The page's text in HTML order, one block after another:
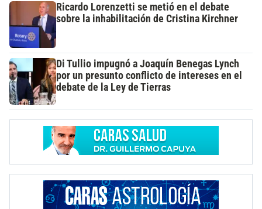
Ricardo Lorenzetti se metió en el debate
sobre la inhabilitación de Cristina Kirchner
Di Tullio impugnó a Joaquín Benegas Lynch
por un presunto conflicto de intereses en el
debate de la Ley de Tierras